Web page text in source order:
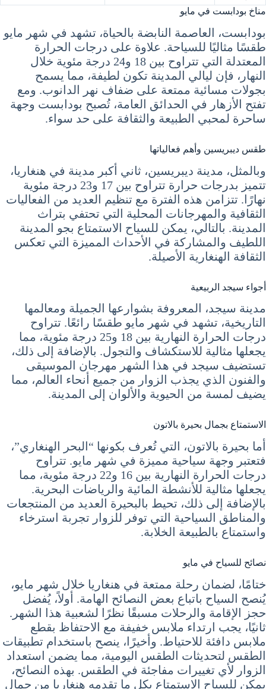
مناخ بودابست في مايو
بودابست، العاصمة النابضة بالحياة، تشهد في شهر مايو
طقسًا مثاليًا للسياحة. علاوة على درجات الحرارة
المعتدلة التي تتراوح بين 18 و24 درجة مئوية خلال
النهار، فإن ليالي المدينة تكون لطيفة، مما يسمح
بجولات مسائية ممتعة على ضفاف نهر الدانوب. ومع
تفتح الأزهار في الحدائق العامة، تُصبح بودابست وجهة
ساحرة لمحبي الطبيعة والثقافة على حد سواء.
طقس ديبريسين وأهم فعالياتها
وبالمثل، مدينة ديبريسين، ثاني أكبر مدينة في هنغاريا،
تتميز بدرجات حرارة تتراوح بين 17 و23 درجة مئوية
نهارًا. تتزامن هذه الفترة مع تنظيم العديد من الفعاليات
الثقافية والمهرجانات المحلية التي تحتفي بتراث
المدينة. بالتالي، يمكن للسياح الاستمتاع بجو المدينة
اللطيف والمشاركة في الأحداث المميزة التي تعكس
الثقافة الهنغارية الأصيلة.
أجواء سيجد الربيعية
مدينة سيجد، المعروفة بشوارعها الجميلة ومعالمها
التاريخية، تشهد في شهر مايو طقسًا رائعًا. تتراوح
درجات الحرارة النهارية بين 18 و25 درجة مئوية، مما
يجعلها مثالية للاستكشاف والتجول. بالإضافة إلى ذلك،
تستضيف سيجد في هذا الشهر مهرجان الموسيقى
والفنون الذي يجذب الزوار من جميع أنحاء العالم، مما
يضيف لمسة من الحيوية والألوان إلى المدينة.
الاستمتاع بجمال بحيرة بالاتون
أما بحيرة بالاتون، التي تُعرف بكونها “البحر الهنغاري”،
فتعتبر وجهة سياحية مميزة في شهر مايو. تتراوح
درجات الحرارة النهارية بين 16 و22 درجة مئوية، مما
يجعلها مثالية للأنشطة المائية والرياضات البحرية.
بالإضافة إلى ذلك، تحيط بالبحيرة العديد من المنتجعات
والمناطق السياحية التي توفر للزوار تجربة استرخاء
واستمتاع بالطبيعة الخلابة.
نصائح للسياح في مايو
ختامًا، لضمان رحلة ممتعة في هنغاريا خلال شهر مايو،
يُنصح السياح باتباع بعض النصائح الهامة. أولاً، يُفضل
حجز الإقامة والرحلات مسبقًا نظرًا لشعبية هذا الشهر.
ثانيًا، يجب ارتداء ملابس خفيفة مع الاحتفاظ بقطع
ملابس دافئة للاحتياط. وأخيرًا، ينصح باستخدام تطبيقات
الطقس لتحديثات الطقس اليومية، مما يضمن استعداد
الزوار لأي تغييرات مفاجئة في الطقس. بهذه النصائح،
يمكن للسياح الاستمتاع بكل ما تقدمه هنغاريا من جمال